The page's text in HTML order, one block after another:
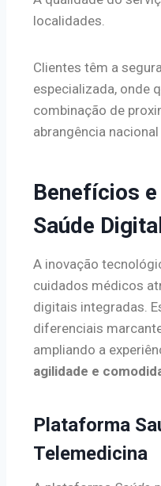
localidades.
Clientes têm a
especializada, onde
combinação de
abrangência
Benefícios
Saúde Digital
A inovação
cuidados médicos
digitais integradas.
diferenciais
ampliando a
agilidade e
Plataforma
Telemedicina